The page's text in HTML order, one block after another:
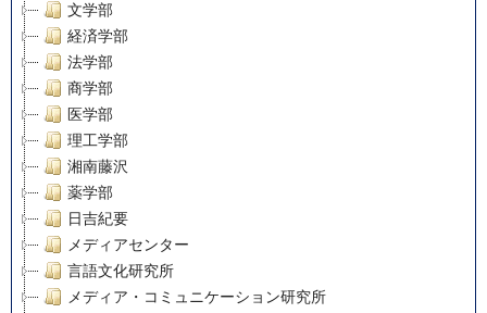
文学部
経済学部
法学部
商学部
医学部
理工学部
湘南藤沢
薬学部
日吉紀要
メディアセンター
言語文化研究所
メディア・コミュニケーション研究所